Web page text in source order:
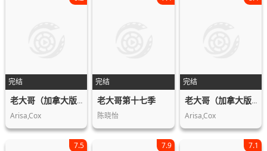
完结
老大哥（加拿大版）第四季
Arisa,Cox
完结
老大哥第十七季
陈晓怡
完结
老大哥（加拿大版）第三季
Arisa,Cox
7.5 7.9 7.1